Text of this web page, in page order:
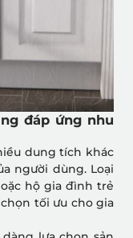
đáp ứng nhu
dung tích khác
người dùng. Loại
hộ gia đình trẻ
tối ưu cho gia